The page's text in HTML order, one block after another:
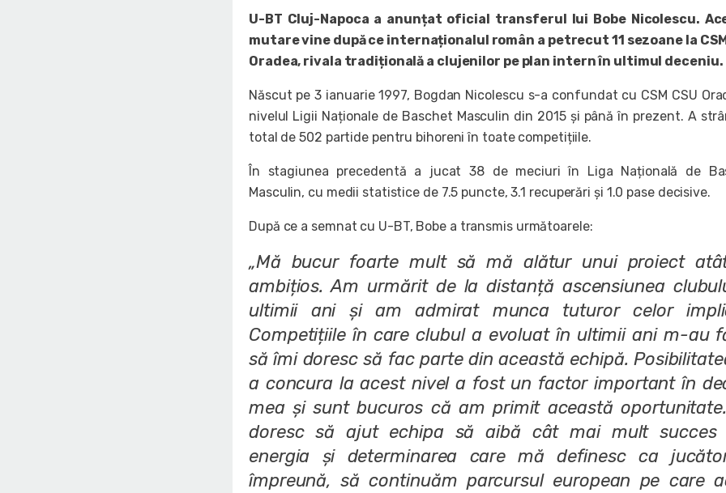
U-BT Cluj-Napoca a anunțat oficial transferul lui Bobe Nicolescu.
mutare vine după ce internaționalul român a petrecut 11 sezoane la
Oradea, rivala tradițională a clujenilor pe plan intern în ultimul deceniu.
Născut pe 3 ianuarie 1997, Bogdan Nicolescu s-a confundat cu CSM CSU
nivelul Ligii Naționale de Baschet Masculin din 2015 și până în prezent. A
total de 502 partide pentru bihoreni în toate competițiile.
În stagiunea precedentă a jucat 38 de meciuri în Liga Națională de
Masculin, cu medii statistice de 7.5 puncte, 3.1 recuperări și 1.0 pase decisive.
După ce a semnat cu U-BT, Bobe a transmis următoarele:
„Mă bucur foarte mult să mă alătur unui proiect
ambițios. Am urmărit de la distanță ascensiunea
ultimii ani și am admirat munca tuturor celor
Competițiile în care clubul a evoluat în ultimii ani m-au
să îmi doresc să fac parte din această echipă.
a concura la acest nivel a fost un factor important în
mea și sunt bucuros că am primit această
doresc să ajut echipa să aibă cât mai mult succes
energia și determinarea care mă definesc ca
împreună, să continuăm parcursul european pe care